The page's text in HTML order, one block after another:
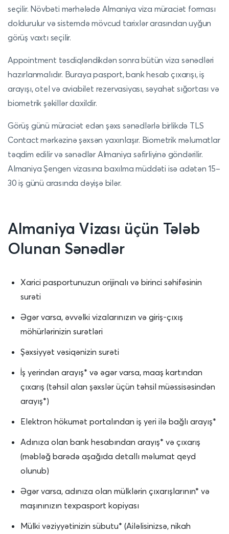
seçilir. Növbəti mərhələdə Almaniya viza müraciət forması
doldurulur və sistemdə mövcud tarixlər arasından uyğun
görüş vaxtı seçilir.
Appointment təsdiqləndikdən sonra bütün viza sənədləri
hazırlanmalıdır. Buraya pasport, bank hesab çıxarışı, iş
arayışı, otel və aviabilet rezervasiyası, səyahət sığortası və
biometrik şəkillər daxildir.
Görüş günü müraciət edən şəxs sənədlərlə birlikdə TLS
Contact mərkəzinə şəxsən yaxınlaşır. Biometrik məlumatlar
təqdim edilir və sənədlər Almaniya səfirliyinə göndərilir.
Almaniya Şengen vizasına baxılma müddəti isə adətən 15–
30 iş günü arasında dəyişə bilər.
Almaniya Vizası üçün Tələb
Olunan Sənədlər
Xarici pasportunuzun orijinalı və birinci səhifəsinin
surəti
Əgər varsa, əvvəlki vizalarınızın və giriş-çıxış
möhürlərinizin surətləri
Şəxsiyyət vəsiqənizin surəti
İş yerindən arayış* və əgər varsa, maaş kartından
çıxarış (təhsil alan şəxslər üçün təhsil müəssisəsindən
arayış*)
Elektron hökumət portalından iş yeri ilə bağlı arayış*
Adınıza olan bank hesabından arayış* və çıxarış
(məbləğ barədə aşağıda detallı məlumat qeyd
olunub)
Əgər varsa, adınıza olan mülklərin çıxarışlarının* və
maşınınızın texpasport kopiyası
Mülki vəziyyətinizin sübutu* (Ailəlisinizsə, nikah